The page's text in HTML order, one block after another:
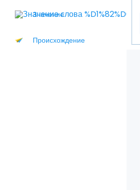
Значение
Происхождение